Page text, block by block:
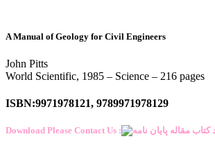
A Manual of Geology for Civil Engineers
John Pitts
World Scientific, 1985 – Science – 216 pages
ISBN:9971978121, 9789971978129
Download Please Contact Us :